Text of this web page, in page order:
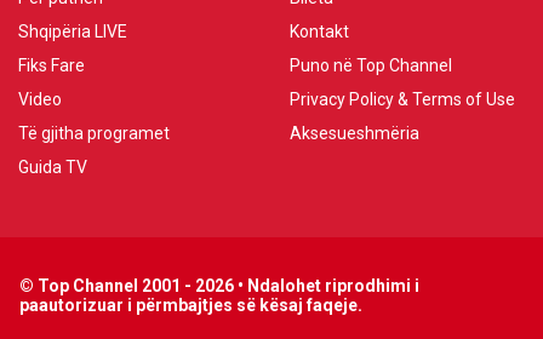
Shqipëria LIVE
Fiks Fare
Video
Të gjitha programet
Guida TV
Kontakt
Puno në Top Channel
Privacy Policy & Terms of Use
Aksesueshmëria
© Top Channel 2001 - 2026 • Ndalohet riprodhimi i
paautorizuar i përmbajtjes së kësaj faqeje.